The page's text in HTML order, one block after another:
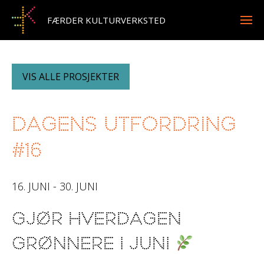
FÆRDER KULTURVERKSTED
VIS ALLE PROSJEKTER
Dagens utfordring
#16
16. JUNI - 30. JUNI
GJØR HVERDAGEN
GRØNNERE I JUNI